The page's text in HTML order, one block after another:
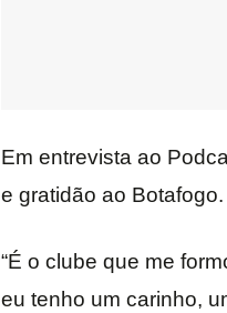
Em entrevista ao
e gratidão ao
“É o clube que me
eu tenho um carinho,